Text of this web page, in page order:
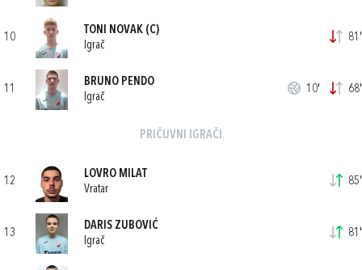
10
TONI NOVAK (C)
Igrač
81'
11
BRUNO PENDO
Igrač
10' 68'
PRIČUVNI IGRAČI
12
LOVRO MILAT
Vratar
85'
13
DARIS ZUBOVIĆ
Igrač
81'